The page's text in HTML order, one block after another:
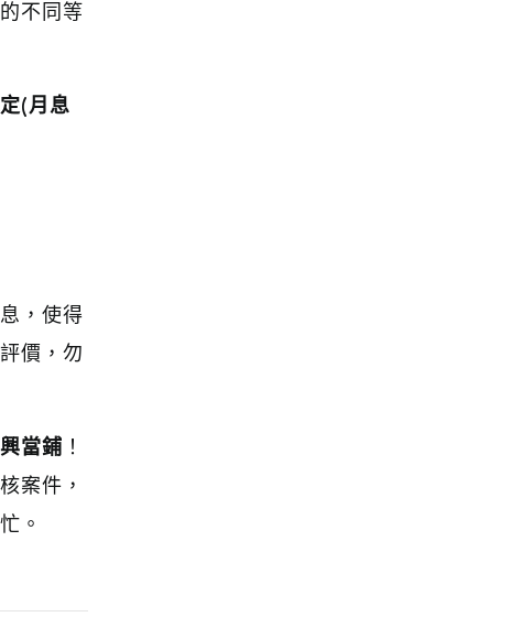
不同等
(月息
，使得
價，勿
當鋪 ！
案件，
。